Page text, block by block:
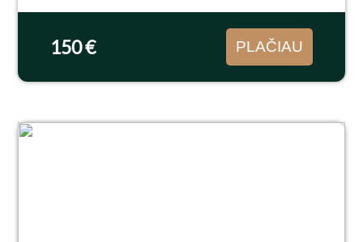
nekampinis. Butas suremontuotas: plastikiniai
150 € PLAČIAU